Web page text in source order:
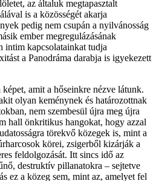
az általuk megtapasztalt
is a közösségét akarja
pedig nem csupán a nyilvánosság
ember megregulázásának
intim kapcsolatainkat tudja
a Panodráma darabja is igyekezett
képet, amit a hőseinkre nézve látunk.
olyan keménynek és határozottnak
nem szembesül újra meg újra
hall önkritikus hangokat, hogy azzal
törekvő közegek is, mint a
körei, zsigerből kizárják a
feldolgozását. Itt sincs idő az
destruktív pillanatokra – sejtetve
ez a közeg sem, mint az, amelyet fel